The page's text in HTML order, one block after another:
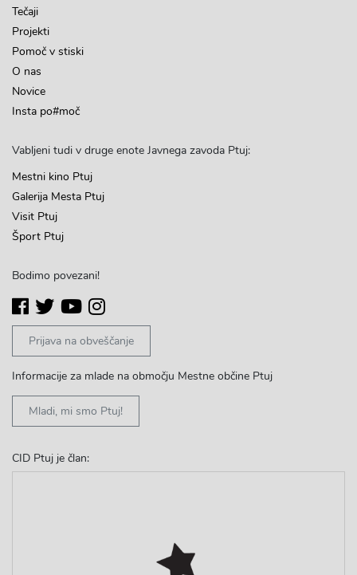
Tečaji
Projekti
Pomoč v stiski
O nas
Novice
Insta po#moč
Vabljeni tudi v druge enote Javnega zavoda Ptuj:
Mestni kino Ptuj
Galerija Mesta Ptuj
Visit Ptuj
Šport Ptuj
Bodimo povezani!
Prijava na obveščanje
Informacije za mlade na območju Mestne občine Ptuj
Mladi, mi smo Ptuj!
CID Ptuj je član: